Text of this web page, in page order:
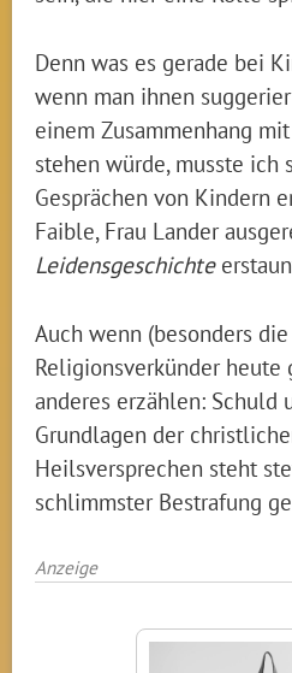
Denn was es gerade bei
wenn man ihnen
einem Zusammenhang mit
stehen würde, musste ich
Gesprächen von Kindern
Faible, Frau Lander
Leidensgeschichte
Auch wenn (besonders
Religionsverkünder heute
anderes erzählen: Schuld
Grundlagen der
Heilsversprechen steht
schlimmster Bestrafung
Anzeige